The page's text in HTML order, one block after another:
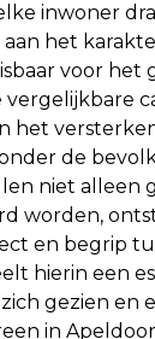
inwoner
het
voor het
vergelijkbare
het
de
niet alleen
worden,
en begrip
hierin een
gezien en
in